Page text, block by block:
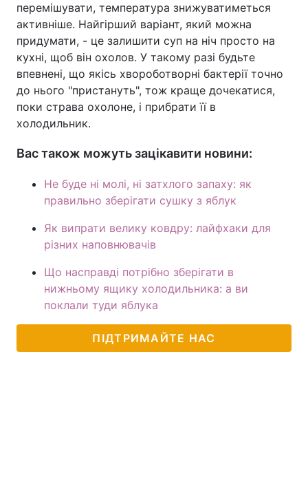
перемішувати, температура знижуватиметься
активніше. Найгірший варіант, який можна
придумати, - це залишити суп на ніч просто на
кухні, щоб він охолов. У такому разі будьте
впевнені, що якісь хвороботворні бактерії точно
до нього "пристануть", тож краще дочекатися,
поки страва охолоне, і прибрати її в
холодильник.
Вас також можуть зацікавити новини:
Не буде ні молі, ні затхлого запаху: як
правильно зберігати сушку з яблук
Як випрати велику ковдру: лайфхаки для
різних наповнювачів
Що насправді потрібно зберігати в
нижньому ящику холодильника: а ви
поклали туди яблука
ПІДТРИМАЙТЕ НАС